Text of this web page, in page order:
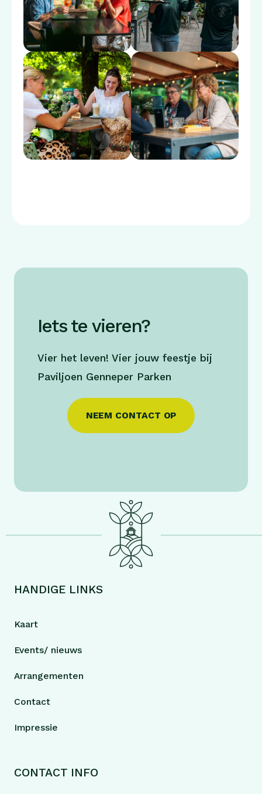
Iets te vieren?
Vier het leven! Vier jouw feestje bij
Paviljoen Genneper Parken
NEEM CONTACT OP
HANDIGE LINKS
Kaart
Events/ nieuws
Arrangementen
Contact
Impressie
CONTACT INFO